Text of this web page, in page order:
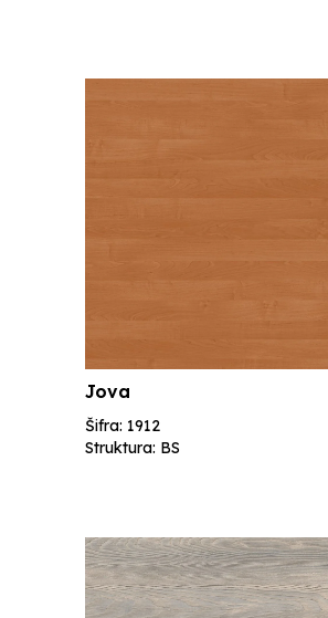
Jova
Šifra: 1912
Struktura: BS